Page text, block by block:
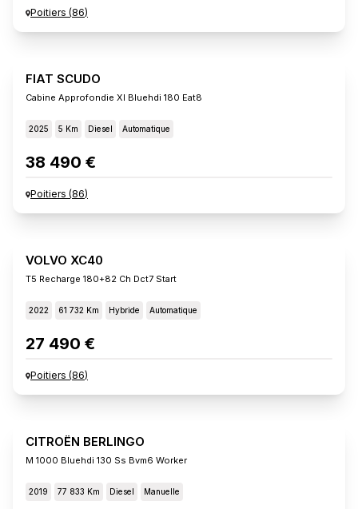
Poitiers (86)
FIAT SCUDO
Cabine Approfondie Xl Bluehdi 180 Eat8
2025 5 Km Diesel Automatique
38 490 €
Poitiers (86)
VOLVO XC40
T5 Recharge 180+82 Ch Dct7 Start
2022 61 732 Km Hybride Automatique
27 490 €
Poitiers (86)
CITROËN BERLINGO
M 1000 Bluehdi 130 Ss Bvm6 Worker
2019 77 833 Km Diesel Manuelle